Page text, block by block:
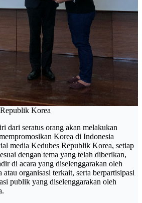
Korea
dari seratus orang akan melakukan
Korea di Indonesia
media Kedubes Republik Korea, setiap
dengan tema yang telah diberikan,
di acara yang diselenggarakan oleh
organisasi terkait, serta berpartisipasi
publik yang diselenggarakan oleh